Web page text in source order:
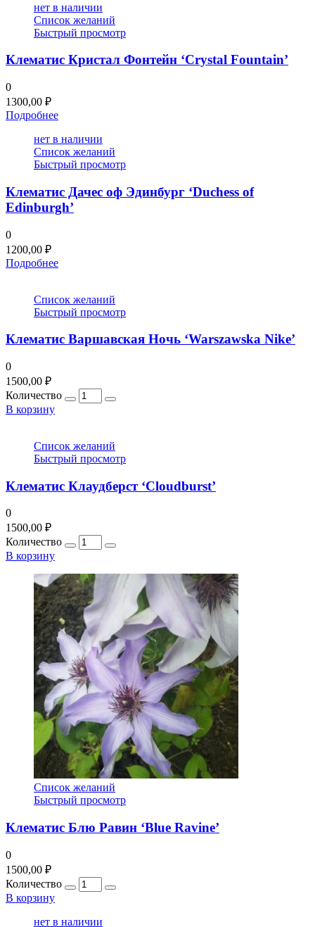
нет в наличии
Список желаний
Быстрый просмотр
Клематис Кристал Фонтейн ‘Crystal Fountain’
0
1300,00 ₽
Подробнее
нет в наличии
Список желаний
Быстрый просмотр
Клематис Дачес оф Эдинбург ‘Duchess of
Edinburgh’
0
1200,00 ₽
Подробнее
Список желаний
Быстрый просмотр
Клематис Варшавская Ночь ‘Warszawska Nike’
0
1500,00 ₽
Количество
В корзину
Список желаний
Быстрый просмотр
Клематис Клаудберст ‘Cloudburst’
0
1500,00 ₽
Количество
В корзину
Список желаний
Быстрый просмотр
Клематис Блю Равин ‘Blue Ravine’
0
1500,00 ₽
Количество
В корзину
нет в наличии